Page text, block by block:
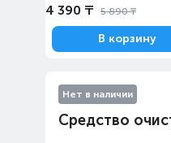
4 390 ₸ 5 890 ₸
В корзину
Нет в наличии
Средство